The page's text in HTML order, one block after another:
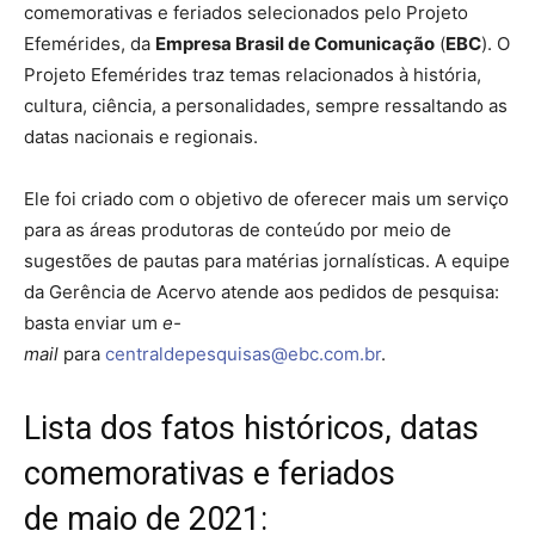
comemorativas e feriados selecionados pelo Projeto
Efemérides, da Empresa Brasil de Comunicação (EBC). O
Projeto Efemérides traz temas relacionados à história,
cultura, ciência, a personalidades, sempre ressaltando as
datas nacionais e regionais.
Ele foi criado com o objetivo de oferecer mais um serviço
para as áreas produtoras de conteúdo por meio de
sugestões de pautas para matérias jornalísticas. A equipe
da Gerência de Acervo atende aos pedidos de pesquisa:
basta enviar um e-
mail para centraldepesquisas@ebc.com.br.
Lista dos fatos históricos, datas
comemorativas e feriados
de maio de 2021: